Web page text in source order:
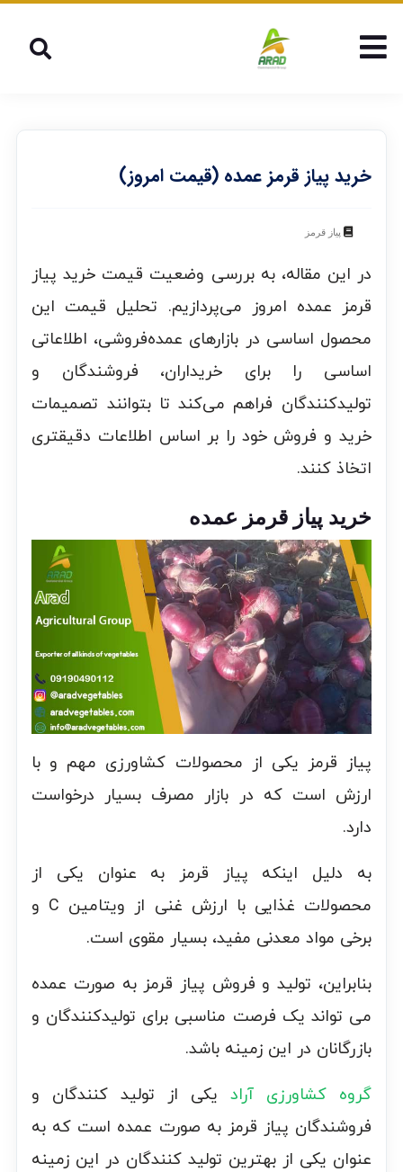
خرید پیاز قرمز عمده (قیمت امروز)
پیاز قرمز
در این مقاله، به بررسی وضعیت قیمت خرید پیاز
قرمز عمده امروز می‌پردازیم. تحلیل قیمت این
محصول اساسی در بازارهای عمده‌فروشی، اطلاعاتی
اساسی را برای خریداران، فروشندگان و
تولیدکنندگان فراهم می‌کند تا بتوانند تصمیمات
خرید و فروش خود را بر اساس اطلاعات دقیقتری
اتخاذ کنند.
خرید پیاز قرمز عمده
پیاز قرمز یکی از محصولات کشاورزی مهم و با
ارزش است که در بازار مصرف بسیار درخواست
دارد.
به دلیل اینکه پیاز قرمز به عنوان یکی از
محصولات غذایی با ارزش غنی از ویتامین C و
برخی مواد معدنی مفید، بسیار مقوی است.
بنابراین، تولید و فروش پیاز قرمز به صورت عمده
می تواند یک فرصت مناسبی برای تولیدکنندگان و
بازرگانان در این زمینه باشد.
گروه کشاورزی آراد یکی از تولید کنندگان و
فروشندگان پیاز قرمز به صورت عمده است که به
عنوان یکی از بهترین تولید کنندگان در این زمینه